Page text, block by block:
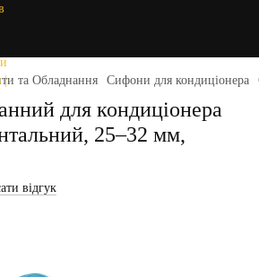
та Обладнання Сифони для кондиціонера
для кондиціонера
25–32 мм,
відгук